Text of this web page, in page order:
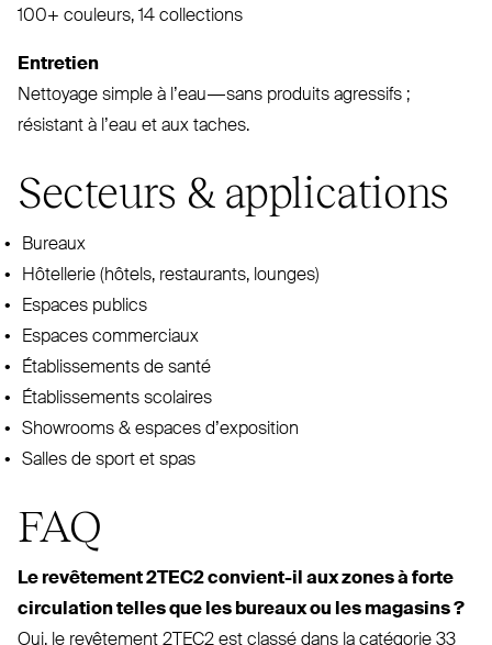
100+ couleurs, 14 collections
Entretien
Nettoyage simple à l’eau — sans produits agressifs ;
résistant à l’eau et aux taches.
Secteurs & applications
Bureaux
Hôtellerie (hôtels, res­taurants, lounges)
Espaces publics
Espaces com­merciaux
Éta­blis­sements de santé
Éta­blis­sements scolaires
Showrooms & espaces d’exposition
Salles de sport et spas
FAQ
Le revêtement2TEC2convient-il aux zones à forte
cir­culation telles que les bureaux ou les magasins ?
Oui, le revêtement 2TEC2 est classé dans la catégorie 33